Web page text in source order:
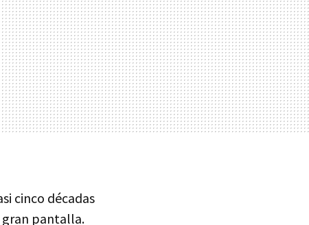
cinco décadas
gran pantalla.